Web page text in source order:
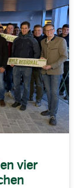
vier